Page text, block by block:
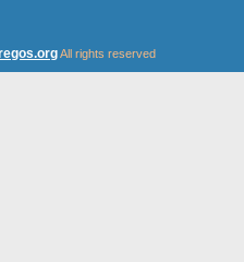
All rights reserved